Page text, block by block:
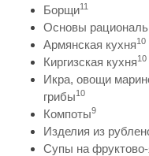
Борщи11
Основы
Армянская кухня10
Киргизская кухня10
Икра, овощи
грибы10
Компоты9
Изделия из
Супы на фруктово-